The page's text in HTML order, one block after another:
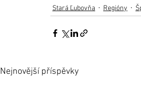
Stará Ľubovňa Regióny
Nejnovější příspěvky